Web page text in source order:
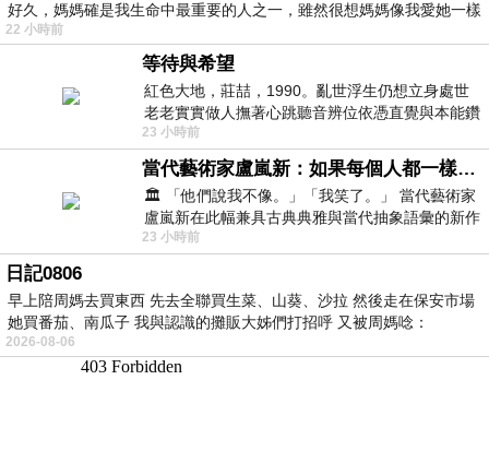
好久，媽媽確是我生命中最重要的人之一，雖然很想媽媽像我愛她一樣
22 小時前
等待與希望
紅色大地，莊喆，1990。亂世浮生仍想立身處世
老老實實做人撫著心跳聽音辨位依憑直覺與本能鑽
向裂隙的亮處探索另一個心聲另一個共鳴的
23 小時前
當代藝術家盧嵐新：如果每個人都一樣，這世界該有多無聊？
🏛️ 「他們說我不像。」「我笑了。」 當代藝術家
盧嵐新在此幅兼具古典典雅與當代抽象語彙的新作
中，以沈靜的藍色空間為背景，描繪了
23 小時前
日記0806
早上陪周媽去買東西 先去全聯買生菜、山葵、沙拉 然後走在保安市場
她買番茄、南瓜子 我與認識的攤販大姊們打招呼 又被周媽唸：
2026-08-06